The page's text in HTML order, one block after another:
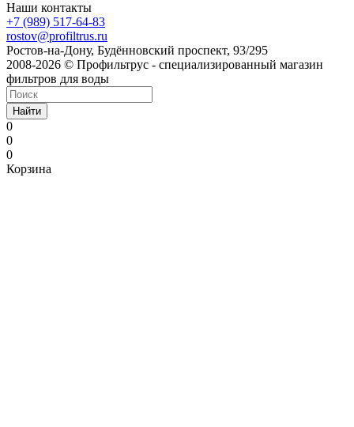
Наши контакты
+7 (989) 517-64-83
rostov@profiltrus.ru
Ростов-на-Дону, Будённовский проспект, 93/295
2008-2026 © Профильтрус - специализированный магазин
фильтров для воды
Найти
0
0
0
Корзина